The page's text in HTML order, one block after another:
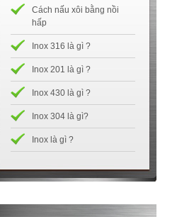
Cách nấu xôi bằng nồi
hấp
Inox 316 là gì ?
Inox 201 là gì ?
Inox 430 là gì ?
Inox 304 là gì?
Inox là gì ?